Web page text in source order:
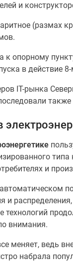
и
(размах
опорному
в действие
IT-рынка
и
и
внимания.
меняет, ведь
набрала